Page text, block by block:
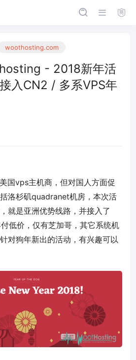
woothosting.com
- 2018新年活
入CN2 / 多系VPS年
国vps主机商，但对国人方面促
洛杉矶quadranet机房，本次活
就是亚洲优势线路，并接入了
低价，仅有芝加哥，其它系统机
对狗年新出的活动，有兴趣可以